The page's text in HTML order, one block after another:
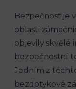
Bezpečnost je
oblasti
objevily skvělé
bezpečnostní
Jedním z
bezdotykové